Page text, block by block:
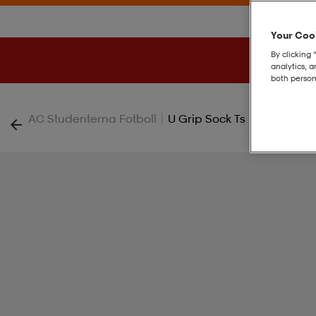
AC Studenterna Fotboll | U Grip Sock Ts
Your
By clicking
analytics,
both